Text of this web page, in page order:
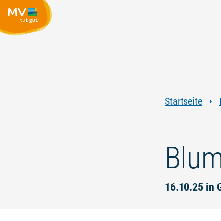
Startseite
16.10.25 in